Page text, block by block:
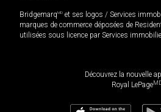
BridgemarqMD et ses logos / Services
marques de commerce déposées de
utilisées sous licence par Services
Découvrez la nouvelle
Royal LePage